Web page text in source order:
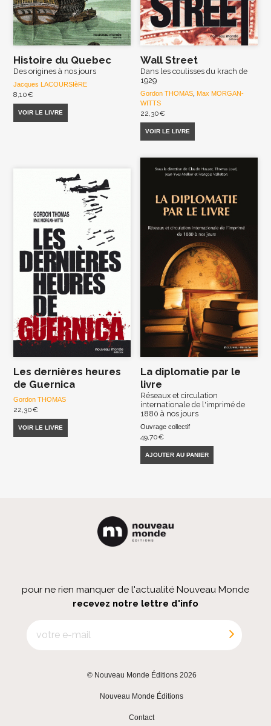
Histoire du Quebec
Des origines à nos jours
Jacques LACOURSIèRE
8,10€
VOIR LE LIVRE
Wall Street
Dans les coulisses du krach de
1929
Gordon THOMAS Max MORGAN-
WITTS
22,30€
VOIR LE LIVRE
Les dernières heures
de Guernica
Gordon THOMAS
22,30€
VOIR LE LIVRE
La diplomatie par le
livre
Réseaux et circulation
internationale de l'imprimé de
1880 à nos jours
Ouvrage collectif
49,70€
AJOUTER AU PANIER
pour ne rien manquer de l'actualité Nouveau Monde
recevez notre lettre d'info
© Nouveau Monde Éditions 2026
Nouveau Monde Éditions
Contact